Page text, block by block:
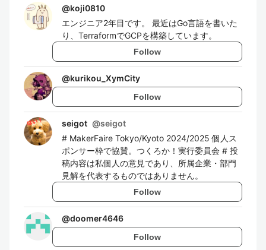
@koji0810
エンジニア2年目です。 最近はGo言語を書いた
り、TerraformでGCPを構築しています。
Follow
@kurikou_XymCity
Follow
seigot @seigot
# MakerFaire Tokyo/Kyoto 2024/2025 個人ス
ポンサー枠で協賛。つくろか！実行委員会 # 投
稿内容は私個人の意見であり、所属企業・部門
見解を代表するものではありません。
Follow
@doomer4646
Follow